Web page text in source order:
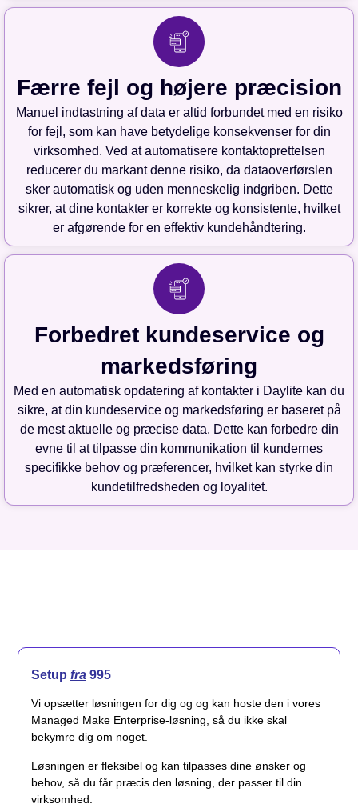
Færre fejl og højere præcision
Manuel indtastning af data er altid forbundet med en risiko
for fejl, som kan have betydelige konsekvenser for din
virksomhed. Ved at automatisere kontaktoprettelsen
reducerer du markant denne risiko, da dataoverførslen
sker automatisk og uden menneskelig indgriben. Dette
sikrer, at dine kontakter er korrekte og konsistente, hvilket
er afgørende for en effektiv kundehåndtering.
Forbedret kundeservice og
markedsføring
Med en automatisk opdatering af kontakter i Daylite kan du
sikre, at din kundeservice og markedsføring er baseret på
de mest aktuelle og præcise data. Dette kan forbedre din
evne til at tilpasse din kommunikation til kundernes
specifikke behov og præferencer, hvilket kan styrke din
kundetilfredsheden og loyalitet.
Setup fra 995
Vi opsætter løsningen for dig og og kan hoste den i vores
Managed Make Enterprise-løsning, så du ikke skal
bekymre dig om noget.
Løsningen er fleksibel og kan tilpasses dine ønsker og
behov, så du får præcis den løsning, der passer til din
virksomhed.